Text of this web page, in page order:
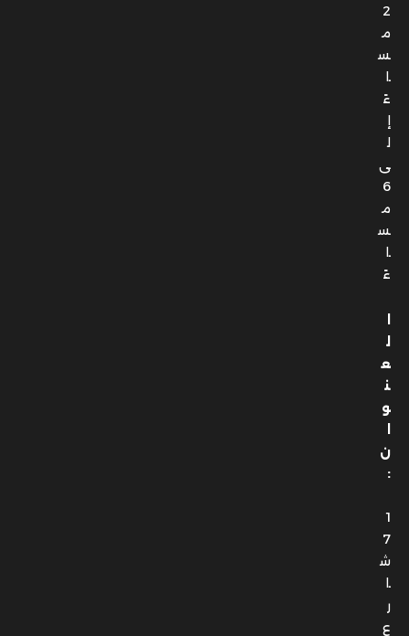
ا
ءً
إ
ل
ى
6
م
ا
ءً
ا
ل
ن
و
ا
ن
:
1
7
ا
ر
ع
ا
ل
ب